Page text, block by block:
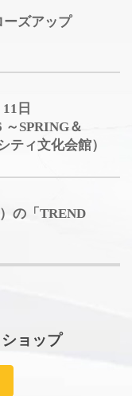
ーズアップ
日
～SPRING＆
ティ文化会館）
の「TREND
ョップ